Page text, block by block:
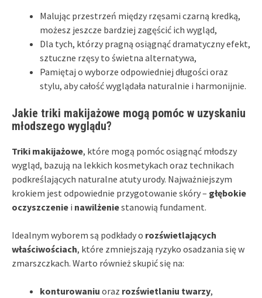
Malując przestrzeń między rzęsami czarną kredką,
możesz jeszcze bardziej zagęścić ich wygląd,
Dla tych, którzy pragną osiągnąć dramatyczny efekt,
sztuczne rzęsy to świetna alternatywa,
Pamiętaj o wyborze odpowiedniej długości oraz
stylu, aby całość wyglądała naturalnie i harmonijnie.
Jakie triki makijażowe mogą pomóc w uzyskaniu
młodszego wyglądu?
Triki makijażowe, które mogą pomóc osiągnąć młodszy
wygląd, bazują na lekkich kosmetykach oraz technikach
podkreślających naturalne atuty urody. Najważniejszym
krokiem jest odpowiednie przygotowanie skóry – głębokie
oczyszczenie i nawilżeniestanowią fundament.
Idealnym wyborem są podkłady o rozświetlających
właściwościach, które zmniejszają ryzyko osadzania się w
zmarszczkach. Warto również skupić się na:
konturowaniu oraz rozświetlaniu twarzy,